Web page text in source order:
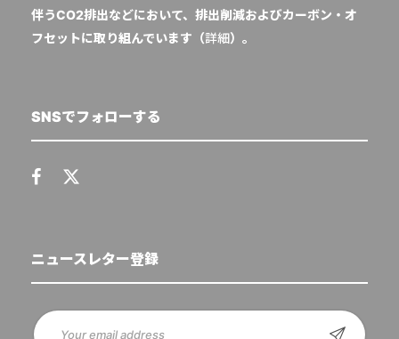
伴うCO2排出などにおいて、排出削減およびカーボン・オ
フセットに取り組んでいます（詳細）。
SNSでフォローする
ニュースレター登録